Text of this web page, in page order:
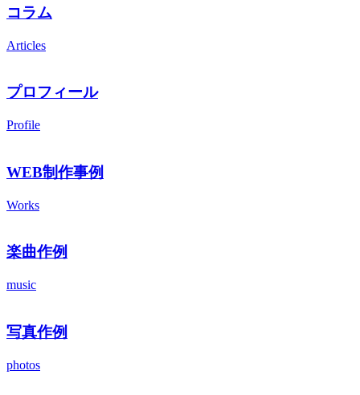
コラム
Articles
プロフィール
Profile
WEB制作事例
Works
楽曲作例
music
写真作例
photos